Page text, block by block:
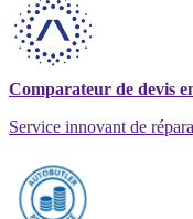
Comparateur de devis
Service innovant de